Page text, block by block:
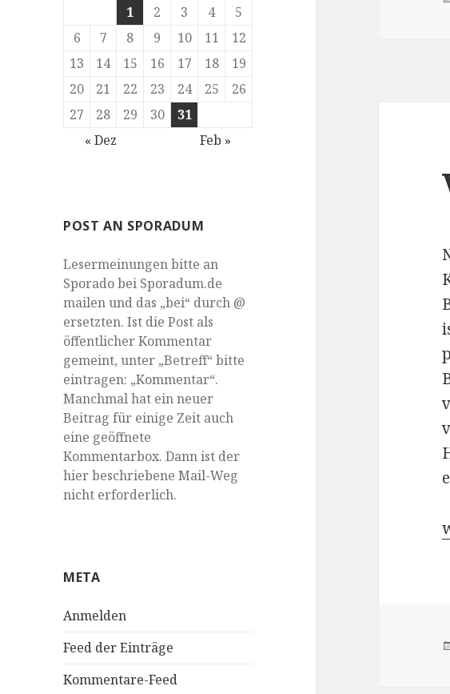
1
2 3 4
5
6
7 8 9 10 11
12
13
14 15 16 17 18
19
20
21 22 23 24 25
26
27
28 29 30
31
« Dez
Feb »
POST AN SPORADUM
Lesermeinungen bitte an
Sporado bei Sporadum.de
mailen und das „bei“ durch @
ersetzten. Ist die Post als
öffentlicher Kommentar
gemeint, unter „Betreff“ bitte
eintragen: „Kommentar“.
Manchmal hat ein neuer
Beitrag für einige Zeit auch
eine geöffnete
Kommentarbox. Dann ist der
hier beschriebene Mail-Weg
nicht erforderlich.
META
Anmelden
Feed der Einträge
Kommentare-Feed